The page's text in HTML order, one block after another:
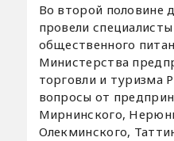
Во второй половине
провели
общественного
Министерства
торговли и туризма
вопросы от
Мирнинского,
Олекминского,